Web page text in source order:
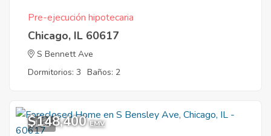
Pre-ejecución hipotecaria
Chicago, IL 60617
S Bennett Ave
Dormitorios: 3 Baños: 2
1
$148,400 EMV